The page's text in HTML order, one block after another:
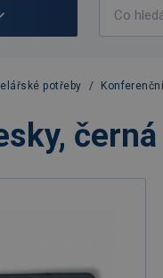
potřeby /
černá